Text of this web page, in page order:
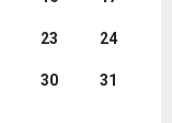
23 24
30
31